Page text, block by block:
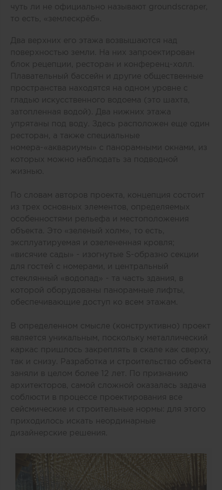
чуть ли не официально называют groundscraper,
то есть, «землескрёб».
Два верхних его этажа возвышаются над
поверхностью земли. На них запроектирован
блок рецепции, ресторан и конференц-холл.
Плавательный бассейн и другие общественные
пространства находятся на одном уровне с
гладью искусственного водоема (это шахта,
затопленная водой). Два нижних этажа
упрятаны под воду. Здесь расположен еще один
ресторан, а также специальные
номера-«аквариумы» с панорамными окнами, из
которых можно наблюдать за подводной
жизнью.
По словам авторов проекта, концепция состоит
из трех основных элементов, определяемых
особенностями рельефа и местоположения
объекта. Это «зеленый холм», то есть,
эксплуатируемая и озелененная кровля;
«висячие сады» - изогнутые S-образно секции
для гостей с номерами, и центральный
стеклянный «водопад» - та часть здания, в
которой оборудованы панорамные лифты,
обеспечивающие доступ ко всем этажам.
В определенном смысле (конструктивно) проект
является уникальным, поскольку металлический
каркас пришлось закреплять в скале как сверху,
так и снизу. Разработка и строительство объекта
заняли в целом более 12 лет. По признанию
архитекторов, самой сложной оказалась задача
соблюсти в процессе проектирования все
сейсмические и строительные нормы: для этого
приходилось искать неординарные
дизайнерские решения.